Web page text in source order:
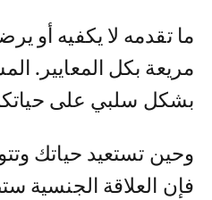
ما تقدمه لا يكفيه أو
مريعة بكل المعايير.
بشكل سلبي على
وحين تستعيد حياتك
فإن العلاقة الجنسية